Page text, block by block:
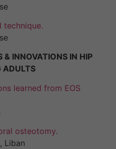
technique.
INNOVATIONS IN HIP
ADULTS
learned from EOS
osteotomy.
Liban